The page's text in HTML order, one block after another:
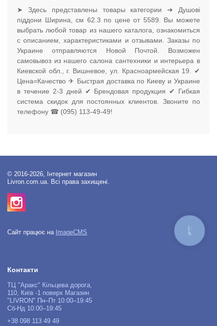
➤ Здесь представлены товары категории ➔ Душові
піддони Ширина, см 62.3 по цене от 5589. Вы можете
выбрать любой товар из нашего каталога, ознакомиться
с описанием, характеристиками и отзывами. Заказы по
Украине отправляются Новой Почтой. Возможен
самовывоз из нашего салона сантехники и интерьера в
Киевской обл., г. Вишневое, ул. Красноармейская 19. ✔
Цена=Качество ✈ Быстрая доставка по Киеву и Украине
в течение 2-3 дней ✔ Брендовая продукция ✔ Гибкая
система скидок для постоянных клиентов. Звоните по
телефону ☎ (095) 113-49-49!
© 2016-2026, Інтернет магазин
Livron.com.ua. Всі права захищені.
Сайт працює на ImageCMS
Контакти
ТЦ "Аракс" Кільцева дорога,
110, Київ -1 поверх Магазин
"LIVRON" Пн–Пт 10:00–19:45
Сб-Нд 10:00–19:45
+38 098 113 49 49
КНОПКА
ЗВ'ЯЗКУ